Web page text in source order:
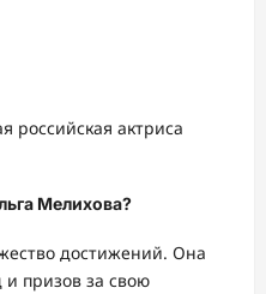
российская актриса
Мелихова?
достижений. Она
и призов за свою